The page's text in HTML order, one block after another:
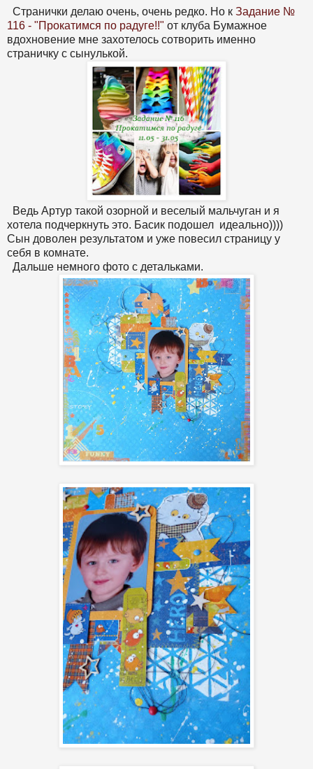
Странички делаю очень, очень редко. Но к Задание №
116 - "Прокатимся по радуге!!" от клуба Бумажное
вдохновение мне захотелось сотворить именно
страничку с сынулькой.
Ведь Артур такой озорной и веселый мальчуган и я
хотела подчеркнуть это. Басик подошел идеально))))
Сын доволен результатом и уже повесил страницу у
себя в комнате.
Дальше немного фото с детальками.